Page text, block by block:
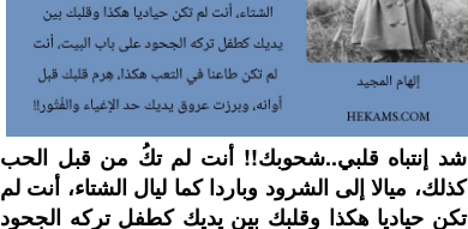
شد إنتباه قلبي..شحوبك!! أنت لم تكُ من قبل الحب
كذلك، ميالا إلى الشرود وباردا كما ليال الشتاء، أنت لم
تكن حياديا هكذا وقلبك بين يديك كطفل تركه الجحود